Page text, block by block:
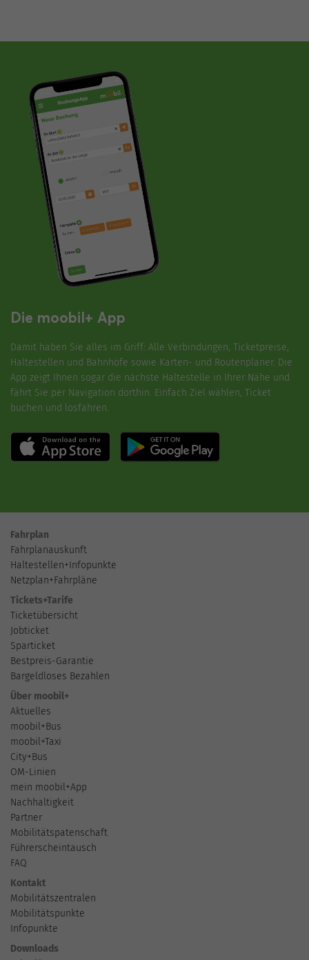
Die moobil+ App
Damit haben Sie alles im Griff: Alle Verbindungen, Ticketpreise,
Haltestellen und Bahnhöfe sowie Karten- und Routenplaner. Die
App zeigt Ihnen sogar die nächste Haltestelle in Ihrer Nähe und
fährt Sie per Navigation dorthin. Einfach Ziel wählen, Ticket
buchen und losfahren.
Fahrplan
Fahrplanauskunft
Haltestellen+Infopunkte
Netzplan+Fahrpläne
Tickets+Tarife
Ticketübersicht
Jobticket
Sparticket
Bestpreis-Garantie
Bargeldloses Bezahlen
Über moobil+
Aktuelles
moobil+Bus
moobil+Taxi
City+Bus
OM-Linien
mein moobil+App
Nachhaltigkeit
Partner
Mobilitätspatenschaft
Führerscheintausch
FAQ
Kontakt
Mobilitätszentralen
Mobilitätspunkte
Infopunkte
Downloads